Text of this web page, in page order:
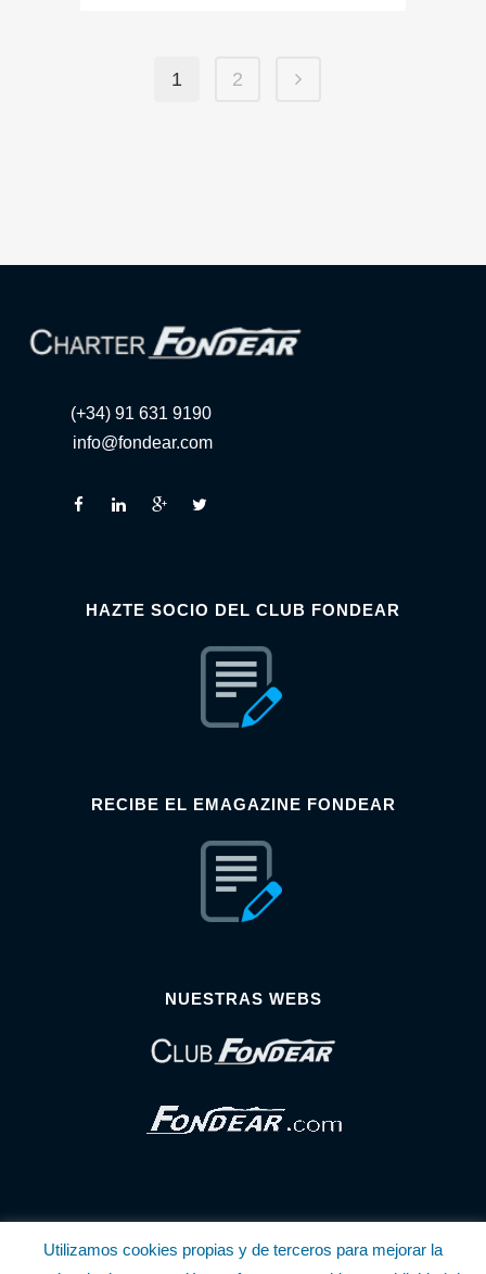
1 2
(+34) 91 631 9190
info@fondear.com
HAZTE SOCIO DEL CLUB FONDEAR
RECIBE EL EMAGAZINE FONDEAR
NUESTRAS WEBS
Utilizamos cookies propias y de terceros para mejorar la